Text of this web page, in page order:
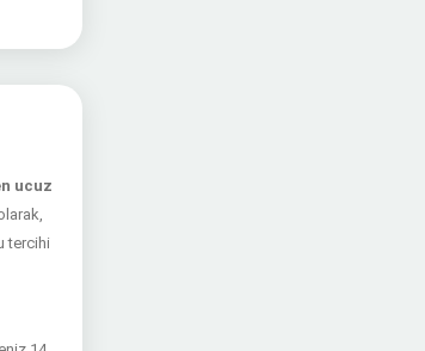
ucuz
tercihi